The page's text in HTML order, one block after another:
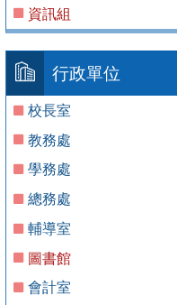
資訊組
行政單位
校長室
教務處
學務處
總務處
輔導室
圖書館
會計室